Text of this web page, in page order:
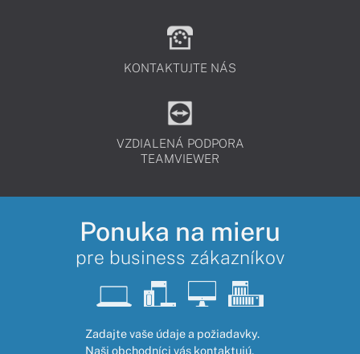
KONTAKTUJTE NÁS
VZDIALENÁ PODPORA
TEAMVIEWER
Ponuka na mieru
pre business zákazníkov
Zadajte vaše údaje a požiadavky.
Naši obchodníci vás kontaktujú,